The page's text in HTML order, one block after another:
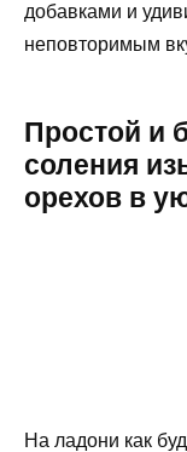
добавками и
неповторимым
Простой и
соления
орехов в
На ладони как